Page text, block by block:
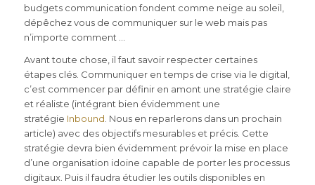
budgets communication fondent comme neige au soleil,
dépêchez vous de communiquer sur le web mais pas
n’importe comment …
Avant toute chose, il faut savoir respecter certaines
étapes clés. Communiquer en temps de crise via le digital,
c’est commencer par définir en amont une stratégie claire
et réaliste (intégrant bien évidemment une
stratégie Inbound . Nous en reparlerons dans un prochain
article) avec des objectifs mesurables et précis. Cette
stratégie devra bien évidemment prévoir la mise en place
d’une organisation idoine capable de porter les processus
digitaux. Puis il faudra étudier les outils disponibles en